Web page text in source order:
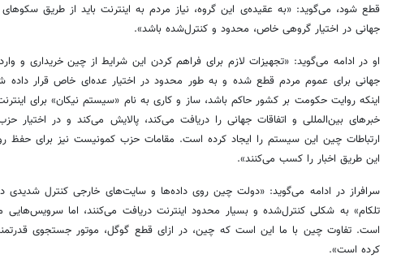
قطع شود، می‌گوید:‌ «به عقیده‌ی این گروه، نیاز مردم به اینترنت باید از طریق
جهانی در اختیار گروهی خاص، محدود و کنترل‌شده باشد».
او در ادامه می‌گوید: «تجهیزات لازم برای فراهم کردن این شرایط از چین خریداری و
جهانی برای عموم مردم قطع شده و به طور محدود در اختیار عده‌ای خاص قرار
اینکه روایت حکومت بر کشور حاکم باشد، ساز و کاری به نام «سیستم نیکان» برای
خبرهای بین‌المللی و اتفاقات جهانی را دریافت می‌کند، پالایش می‌کند و در اختیار
ارتباطات چین این سیستم را ایجاد کرده است. مقامات حزب کمونیست نیز برای
این طریق اخبار را کسب می‌کنند».
سرافراز در ادامه می‌گوید: «دولت چین روی داده‌ها و سایت‌های خارجی کنترل شدیدی
تلکام» به شکلی کنترل‌شده و بسیار محدود اینترنت دریافت می‌کنند، اما
است. تفاوت چین با ما این است که چین، در ازای قطع گوگل، موتور جستجوی
کرده است».